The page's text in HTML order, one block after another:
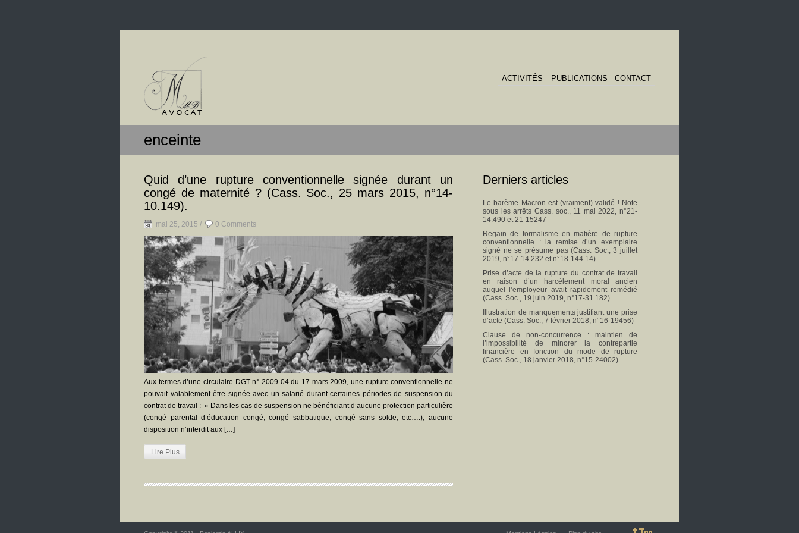
ACTIVITÉS PUBLICATIONS CONTACT
enceinte
Quid d’une rupture conventionnelle signée durant un
congé de maternité ? (Cass. Soc., 25 mars 2015, n°14-
10.149).
mai 25, 2015 / 0 Comments
Aux termes d’une circulaire DGT n° 2009-04 du 17 mars 2009, une rupture conventionnelle ne
pouvait valablement être signée avec un salarié durant certaines périodes de suspension du
contrat de travail : « Dans les cas de suspension ne bénéficiant d’aucune protection particulière
(congé parental d’éducation congé, congé sabbatique, congé sans solde, etc….), aucune
disposition n’interdit aux […]
Lire Plus
Derniers articles
Le barème Macron est (vraiment) validé ! Note
sous les arrêts Cass. soc., 11 mai 2022, n°21-
14.490 et 21-15247
Regain de formalisme en matière de rupture
conventionnelle : la remise d’un exemplaire
signé ne se présume pas (Cass. Soc., 3 juillet
2019, n°17-14.232 et n°18-144.14)
Prise d’acte de la rupture du contrat de travail
en raison d’un harcèlement moral ancien
auquel l’employeur avait rapidement remédié
(Cass. Soc., 19 juin 2019, n°17-31.182)
Illustration de manquements justifiant une prise
d’acte (Cass. Soc., 7 février 2018, n°16-19456)
Clause de non-concurrence : maintien de
l’impossibilité de minorer la contrepartie
financière en fonction du mode de rupture
(Cass. Soc., 18 janvier 2018, n°15-24002)